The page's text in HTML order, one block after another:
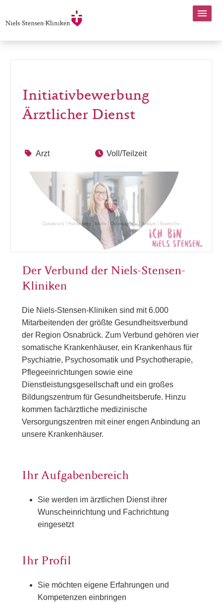
Initiativbewerbung
Ärztlicher Dienst
Arzt Voll/Teilzeit
Der Verbund der Niels-Stensen-
Kliniken
Die Niels-Stensen-Kliniken sind mit 6.000
Mitarbeitenden der größte Gesundheitsverbund
der Region Osnabrück. Zum Verbund gehören vier
somatische Krankenhäuser, ein Krankenhaus für
Psychiatrie, Psychosomatik und Psychotherapie,
Pflegeeinrichtungen sowie eine
Dienstleistungsgesellschaft und ein großes
Bildungszentrum für Gesundheitsberufe. Hinzu
kommen fachärztliche medizinische
Versorgungszentren mit einer engen Anbindung an
unsere Krankenhäuser.
Ihr Aufgabenbereich
Sie werden im ärztlichen Dienst ihrer
Wunscheinrichtung und Fachrichtung
eingesetzt
Ihr Profil
Sie möchten eigene Erfahrungen und
Kompetenzen einbringen